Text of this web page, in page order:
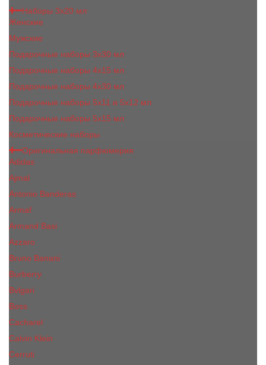
Наборы 3х20 мл
Женские
Мужские
Подарочные наборы 3х30 мл
Подарочные наборы 4x15 мл
Подарочные наборы 4x30 мл
Подарочные наборы 5x11 и 5х12 мл
Подарочные наборы 5x15 мл
Косметические наборы
Оригинальная парфюмерия
Adidas
Ajmal
Antonio Banderas
Armaf
Armand Basi
Azzaro
Bruno Banani
Burberry
Bvlgari
Boss
Cacharel
Calvin Klein
Cerruti